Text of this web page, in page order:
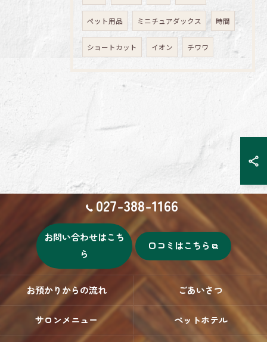
ペット用品 ミニチュアダックス 時間
ショートカット イオン チワワ
027-388-1166
お問い合わせはこち
ら
口コミはこちら
お預かりからの流れ ごあいさつ
サロンメニュー ペットホテル